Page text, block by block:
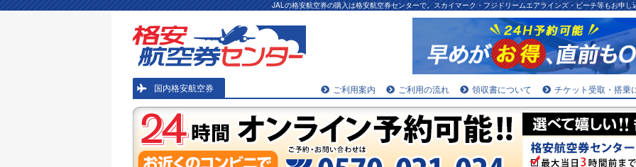
JALの格安航空券の購入は格安航空券センターで。スカイマーク・フジドリームエアラインズ・ピーチ等もお申し
国内格安航空券 ご利用案内 ご利用の流れ 領収書について チケット受取・搭乗